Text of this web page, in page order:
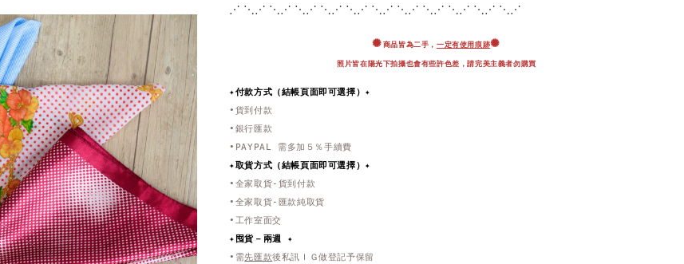
⋰ ⋱⋰ ⋱⋰ ⋱⋰ ⋱⋰ ⋱⋰ ⋱⋰ ⋱⋰ ⋱ ⋰ ⋱⋰ ⋱⋰ ⋱⋰
✺ 商品皆為二手，一定有使用痕跡✺
照片皆在陽光下拍攝也會有些許色差，請完美主義者勿購買
✦付款方式（結帳頁面即可選擇）✦
•貨到付款
•銀行匯款
•PAYPAL 需多加５％手續費
✦取貨方式 （結帳頁面即可選擇） ✦
•全家取貨-貨到付款
•全家取貨-匯款純取貨
•工作室面交
✦ 囤貨－兩週 ✦
•需先匯款後私訊ＩＧ做登記予保留